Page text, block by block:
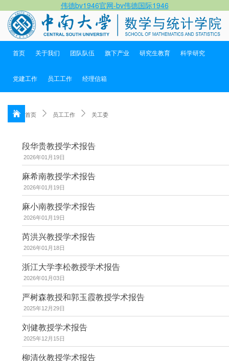
伟德bv1946官网-bv伟德国际1946
首页 关于我们 团队队伍 旗下产业 研究生教育 科学研究
党建工作 员工工作 经理信箱
首页 员工工作 关工委
段华贵教授学术报告
2026年01月19日
麻希南教授学术报告
2026年01月19日
麻小南教授学术报告
2026年01月19日
芮洪兴教授学术报告
2026年01月18日
浙江大学李松教授学术报告
2026年01月03日
严树森教授和郭玉霞教授学术报告
2025年12月29日
刘健教授学术报告
2025年12月15日
柳清伙教授学术报告